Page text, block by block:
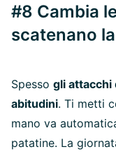
#8 Cambia
scatenano
Spesso gli attacchi
abitudini. Ti metti
mano va
patatine. La